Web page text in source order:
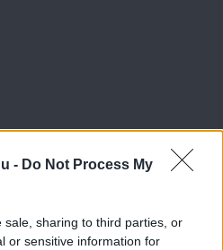
- Do Not Process My
sale, sharing to third parties, or
or sensitive information for